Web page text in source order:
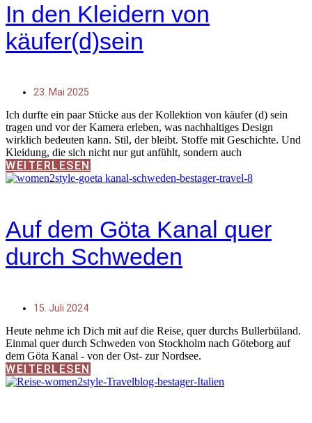
In den Kleidern von
käufer(d)sein
23. Mai 2025
Ich durfte ein paar Stücke aus der Kollektion von käufer (d) sein
tragen und vor der Kamera erleben, was nachhaltiges Design
wirklich bedeuten kann. Stil, der bleibt. Stoffe mit Geschichte. Und
Kleidung, die sich nicht nur gut anfühlt, sondern auch
WEITERLESEN
Auf dem Göta Kanal quer
durch Schweden
15. Juli 2024
Heute nehme ich Dich mit auf die Reise, quer durchs Bullerbüland.
Einmal quer durch Schweden von Stockholm nach Göteborg auf
dem Göta Kanal - von der Ost- zur Nordsee.
WEITERLESEN